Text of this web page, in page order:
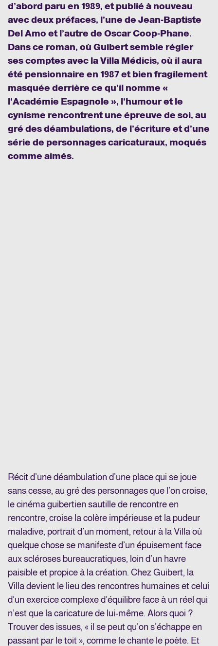
d’abord paru en 1989, et publié à nouveau
avec deux préfaces, l’une de Jean-Baptiste
Del Amo et l’autre de Oscar Coop-Phane.
Dans ce roman, où Guibert semble régler
ses comptes avec la Villa Médicis, où il aura
été pensionnaire en 1987 et bien fragilement
masquée derrière ce qu’il nomme «
l’Académie Espagnole », l’humour et le
cynisme rencontrent une épreuve de soi, au
gré des déambulations, de l’écriture et d’une
série de personnages caricaturaux, moqués
comme aimés.
Récit d’une déambulation d’une place qui se joue
sans cesse, au gré des personnages que l’on croise,
le cinéma guibertien sautille de rencontre en
rencontre, croise la colère impérieuse et la pudeur
maladive, portrait d’un moment, retour à la Villa où
quelque chose se manifeste d’un épuisement face
aux scléroses bureaucratiques, loin d’un havre
paisible et propice à la création. Chez Guibert, la
Villa devient le lieu des rencontres humaines et celui
d’un exercice complexe d’équilibre face à un réel qui
n’est que la caricature de lui-même. Alors quoi ?
Trouver des issues, « il se peut qu’on s’échappe en
passant par le toit », comme le chante le poète. Et